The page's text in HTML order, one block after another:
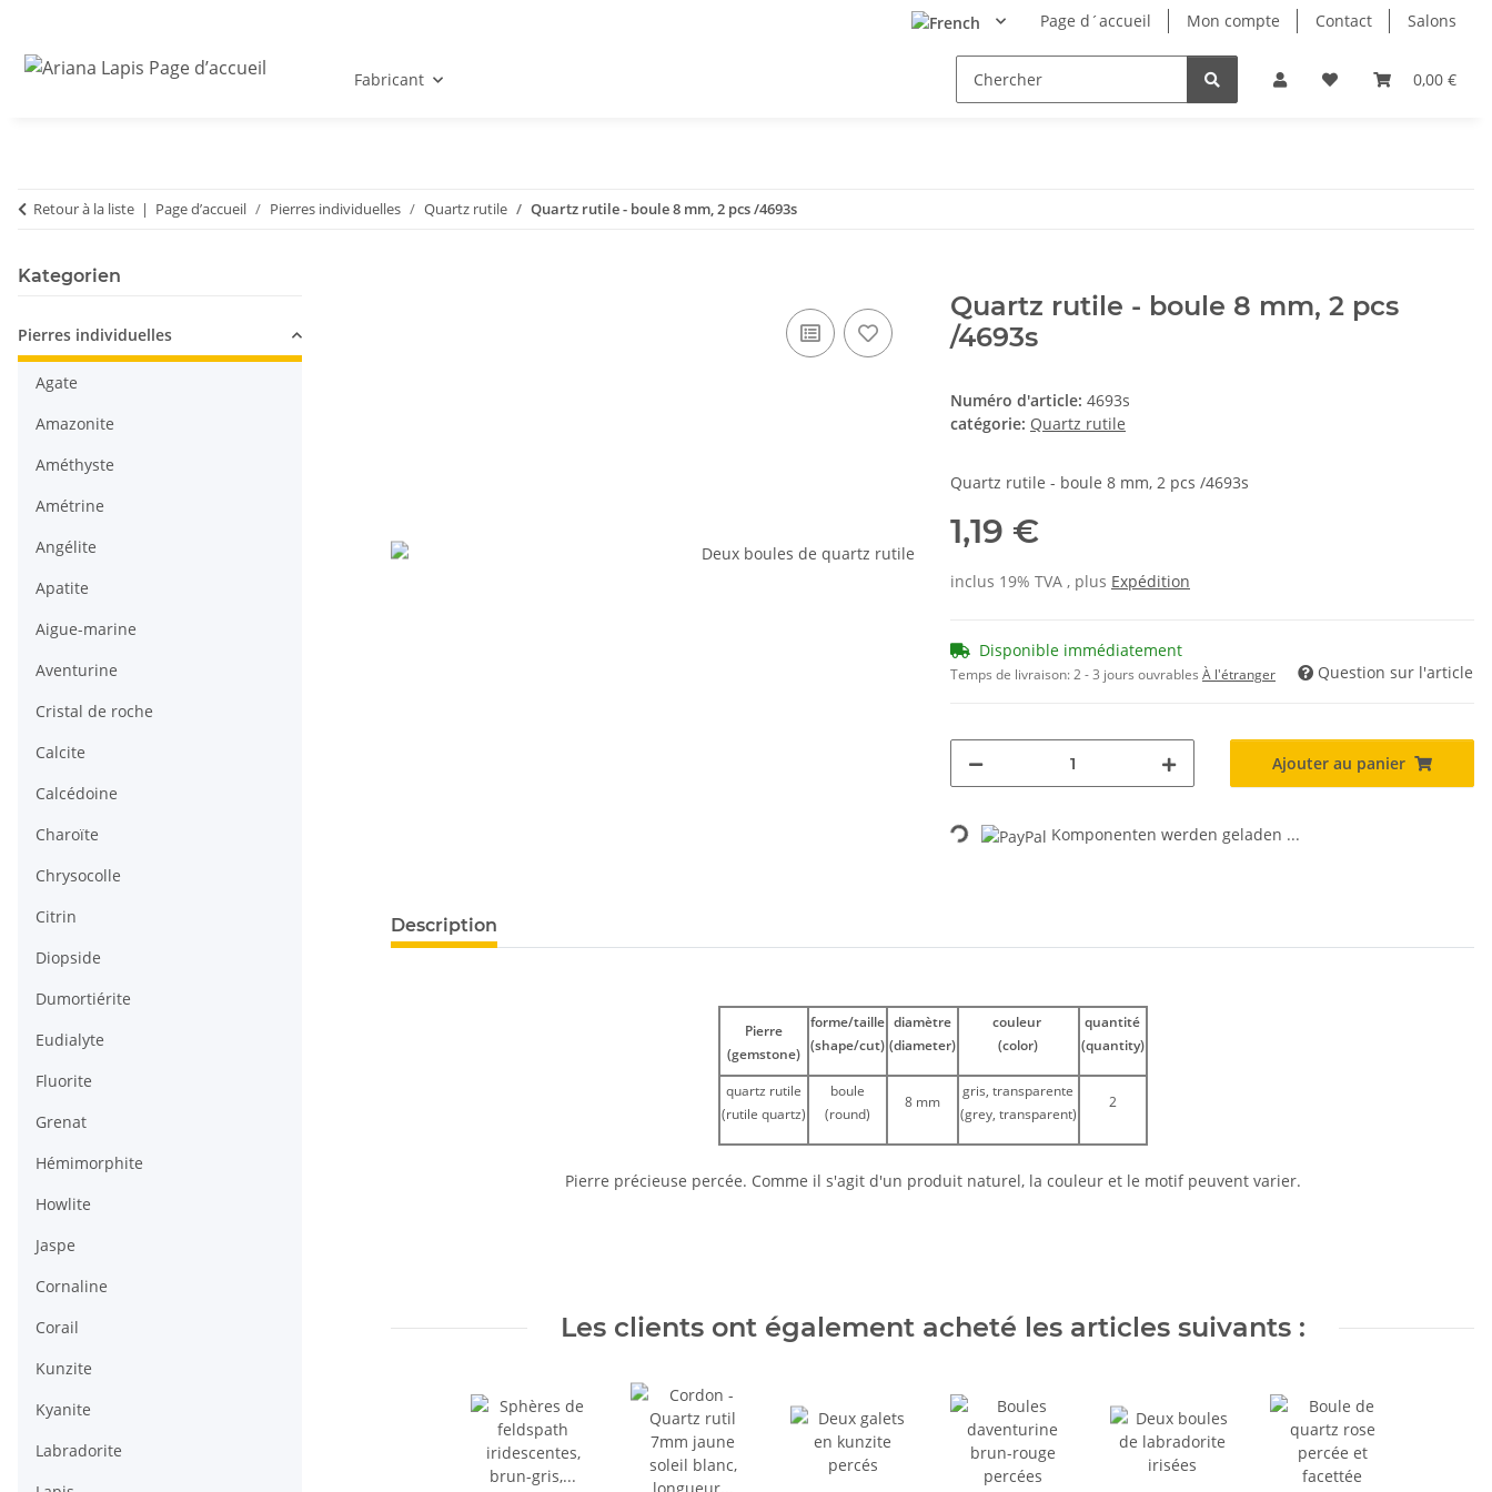
Page d´accueil Mon compte Contact Salons
0,00 €
Fabricant
Retour à la liste Page d’accueil Pierres individuelles Quartz rutile Quartz rutile - boule 8 mm, 2 pcs /4693s
Quartz rutile - boule 8 mm, 2 pcs
/4693s
Numéro d'article: 4693s
catégorie: Quartz rutile
Quartz rutile - boule 8 mm, 2 pcs /4693s
1,19 €
inclus 19% TVA , plus Expédition
Disponible immédiatement
Temps de livraison:2 - 3 jours ouvrables À l'étranger Question sur l'article
Ajouter au panier
Loading... Komponenten werden geladen ...
#productDetails.showMoreTabs#
Description
Pierre
(gemstone)
forme/taille
(shape/cut)
diamètre
(diameter)
couleur
(color)
quantité
(quantity)
quartz rutile
(rutile quartz)
boule
(round)
8 mm
gris, transparente
(grey, transparent)
2
Pierre précieuse percée. Comme il s'agit d'un produit naturel, la couleur et le motif peuvent varier.
Les clients ont également acheté les articles suivants :
Kategorien
Pierres individuelles
Agate
Amazonite
Améthyste
Amétrine
Angélite
Apatite
Aigue-marine
Aventurine
Cristal de roche
Calcite
Calcédoine
Charoïte
Chrysocolle
Citrin
Diopside
Dumortiérite
Eudialyte
Fluorite
Grenat
Hémimorphite
Howlite
Jaspe
Cornaline
Corail
Kunzite
Kyanite
Labradorite